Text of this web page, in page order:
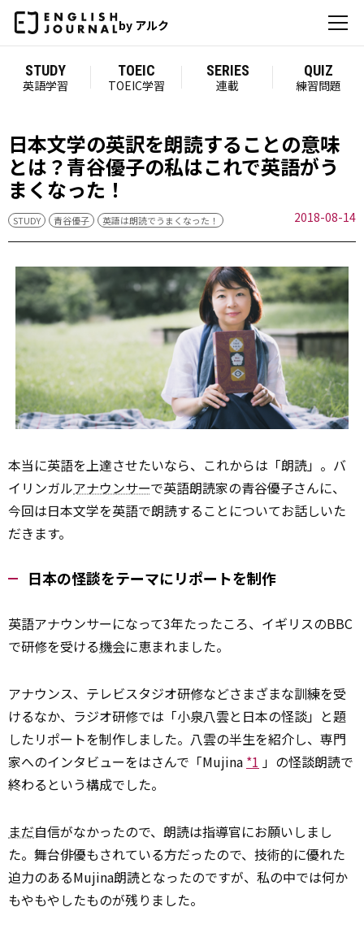
by アルク
STUDY
英語学習
TOEIC
TOEIC学習
SERIES
連載
QUIZ
練習問題
日本文学の英訳を朗読することの意味
とは？青谷優子の私はこれで英語がう
まくなった！
STUDY 青谷優子 英語は朗読でうまくなった！ 2018-08-14
本当に英語を上達させたいなら、これからは「朗読」。バ
イリンガルアナウンサーで英語朗読家の青谷優子さんに、
今回は日本文学を英語で朗読することについてお話しいた
だきます。
日本の怪談をテーマにリポートを制作
英語アナウンサーになって3年たったころ、イギリスのBBC
で研修を受ける機会に恵まれました。
アナウンス、テレビスタジオ研修などさまざまな訓練を受
けるなか、ラジオ研修では「小泉八雲と日本の怪談」と題
したリポートを制作しました。八雲の半生を紹介し、専門
家へのインタビューをはさんで「Mujina *1 」の怪談朗読で
終わるという構成でした。
まだ自信がなかったので、朗読は指導官にお願いしまし
た。舞台俳優もされている方だったので、技術的に優れた
迫力のあるMujina朗読となったのですが、私の中では何か
もやもやしたものが残りました。